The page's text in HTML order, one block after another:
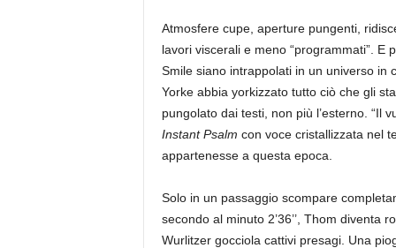
Atmosfere cupe, aperture pungenti,
lavori viscerali e meno “programmati”. E
Smile siano intrappolati in un universo in
Yorke abbia yorkizzato tutto ciò che gli
pungolato dai testi, non più l’esterno. “Il
Instant Psalm con voce cristallizzata nel
appartenesse a questa epoca.
Solo in un passaggio scompare
secondo al minuto 2’36’’, Thom diventa
Wurlitzer gocciola cattivi presagi. Una